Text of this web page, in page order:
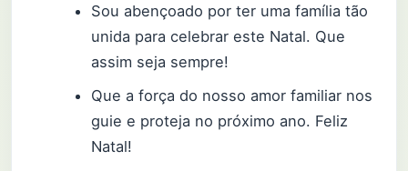
Sou abençoado por ter uma família tão
unida para celebrar este Natal. Que
assim seja sempre!
Que a força do nosso amor familiar nos
guie e proteja no próximo ano. Feliz
Natal!